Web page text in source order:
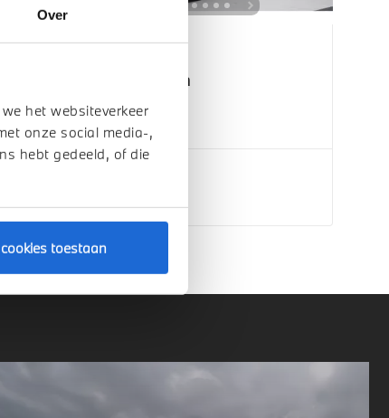
Over
het websiteverkeer
onze social media-,
hebt gedeeld, of die
toestaan
Aceman
20261 km